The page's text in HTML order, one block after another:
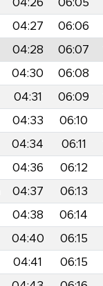
04:26 06:05
04:27 06:06
04:28 06:07
04:30 06:08
04:31 06:09
04:33 06:10
04:34 06:11
04:36 06:12
04:37 06:13
04:38 06:14
04:40 06:15
04:41 06:15